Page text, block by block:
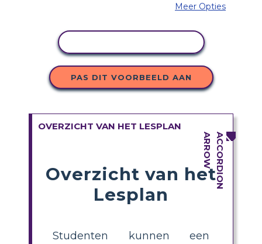
Meer Opties
PAS DIT VOORBEELD AAN
OVERZICHT VAN HET LESPLAN
Overzicht van het
Lesplan
Studenten kunnen een